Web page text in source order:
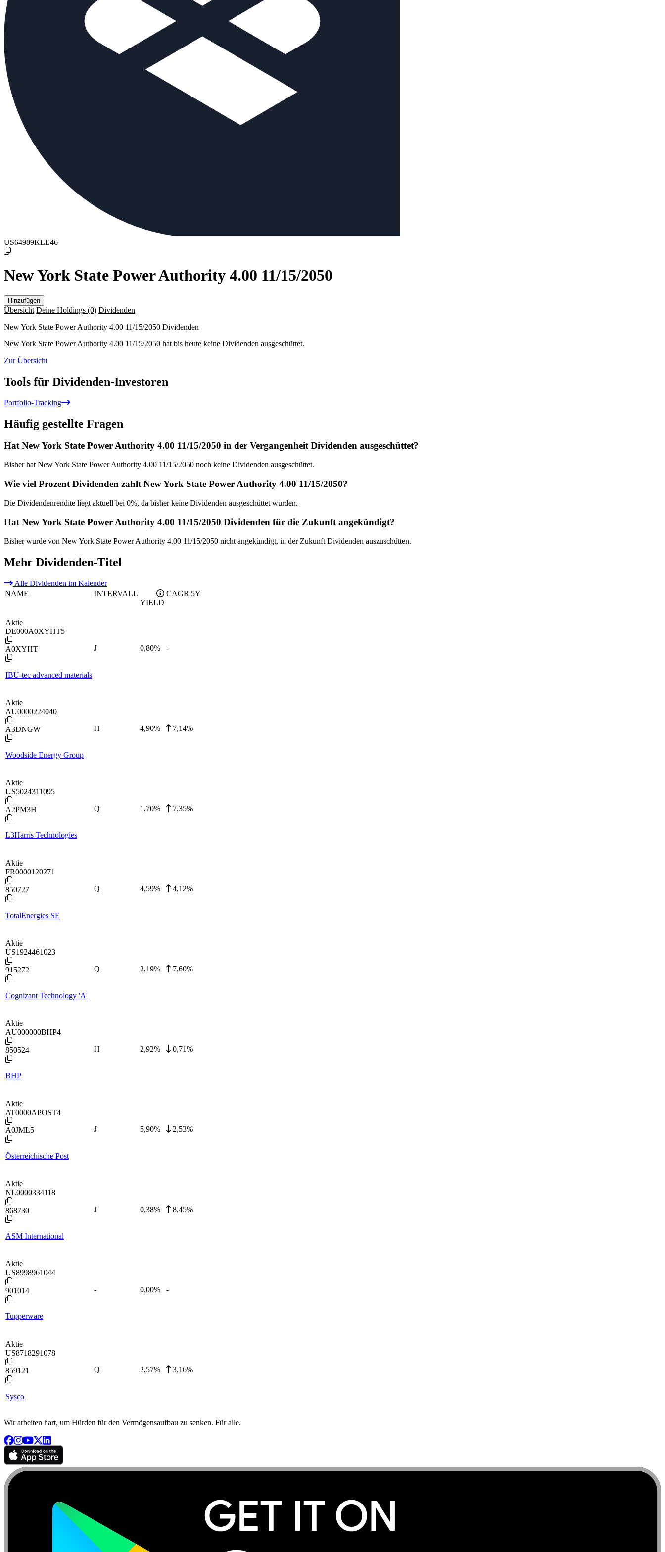
US64989KLE46
New York State Power Authority 4.00 11/15/2050
Hinzufügen
Übersicht Deine Holdings (0) Dividenden
New York State Power Authority 4.00 11/15/2050 Dividenden
New York State Power Authority 4.00 11/15/2050 hat bis heute keine Dividenden ausgeschüttet.
Zur Übersicht
Tools für Dividenden-Investoren
Portfolio-Tracking
Häufig gestellte Fragen
Hat New York State Power Authority 4.00 11/15/2050 in der Vergangenheit Dividenden ausgeschüttet?
Bisher hat New York State Power Authority 4.00 11/15/2050 noch keine Dividenden ausgeschüttet.
Wie viel Prozent Dividenden zahlt New York State Power Authority 4.00 11/15/2050?
Die Dividendenrendite liegt aktuell bei 0%, da bisher keine Dividenden ausgeschüttet wurden.
Hat New York State Power Authority 4.00 11/15/2050 Dividenden für die Zukunft angekündigt?
Bisher wurde von New York State Power Authority 4.00 11/15/2050 nicht angekündigt, in der Zukunft Dividenden auszuschütten.
Mehr Dividenden-Titel
Alle Dividenden im Kalender
NAME
INTERVALL
YIELD
CAGR 5Y
Aktie
DE000A0XYHT5
A0XYHT
IBU-tec advanced materials
J 0,80% -
Aktie
AU0000224040
A3DNGW
Woodside Energy Group
H 4,90% 7,14%
Aktie
US5024311095
A2PM3H
L3Harris Technologies
Q 1,70% 7,35%
Aktie
FR0000120271
850727
TotalEnergies SE
Q 4,59% 4,12%
Aktie
US1924461023
915272
Cognizant Technology 'A'
Q 2,19% 7,60%
Aktie
AU000000BHP4
850524
BHP
H 2,92% 0,71%
Aktie
AT0000APOST4
A0JML5
Österreichische Post
J 5,90% 2,53%
Aktie
NL0000334118
868730
ASM International
J 0,38% 8,45%
Aktie
US8998961044
901014
Tupperware
- 0,00% -
Aktie
US8718291078
859121
Sysco
Q 2,57% 3,16%
Wir arbeiten hart, um Hürden für den Vermögensaufbau zu senken. Für alle.